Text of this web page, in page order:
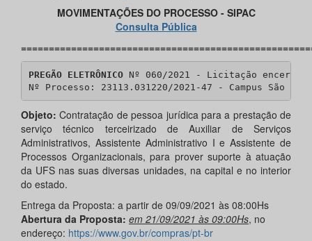
MOVIMENTAÇÕES DO PROCESSO - SIPAC
Consulta Pública
PREGÃO ELETRÔNICO Nº 060/2021 - Licitação encerrada
Nº Processo: 23113.031220/2021-47 - Campus São
Objeto:Contratação de pessoa jurídica para a prestação de
serviço técnico terceirizado de Auxiliar de Serviços
Administrativos, Assistente Administrativo I e Assistente de
Processos Organizacionais, para prover suporte à atuação
da UFS nas suas diversas unidades, na capital e no interior
do estado.
Entrega da Proposta: a partir de 09/09/2021 às 08:00Hs
Abertura da Proposta: em 21/09/2021 às 09:00Hs, no
endereço: https://www.gov.br/compras/pt-br